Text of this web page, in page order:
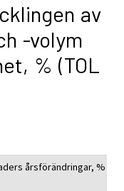
av
-volym
% (TOL
årsförändringar, %